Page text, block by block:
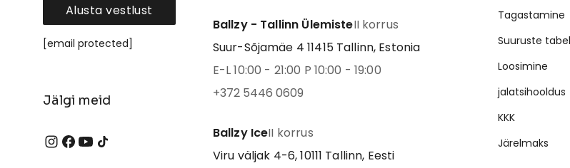
Alusta vestlust
[email protected]
Jälgi meid
Ballzy - Tallinn ÜlemisteII korrus
Suur-Sõjamäe 4 11415 Tallinn, Estonia
E-L 10:00 - 21:00 P 10:00 - 19:00
+372 5446 0609
Ballzy IceII korrus
Viru väljak 4-6, 10111 Tallinn, Eesti
Tagastamine
Suuruste tabel
Loosimine
jalatsihooldus
KKK
Järelmaks